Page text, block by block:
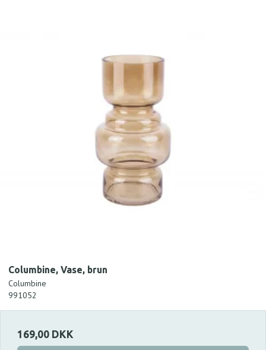
Columbine, Vase, brun
Columbine
991052
169,00 DKK